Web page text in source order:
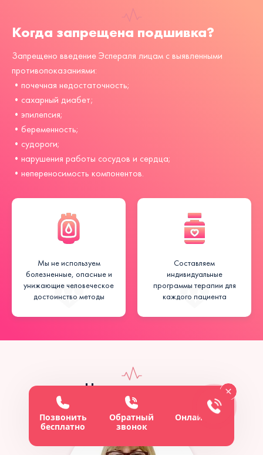
Когда запрещена подшивка?
Запрещено введение Эспераля лицам с выявленными
противопоказаниями:
•почечная недостаточность;
•сахарный диабет;
•эпилепсия;
•беременность;
•судороги;
•нарушения работы сосудов и сердца;
•непереносимость компонентов.
Мы не используем
болезненные, опасные и
унижающие человеческое
достоинство методы
Составляем
индивидуальные
программы терапии для
каждого пациента
Наши доктора
Позвонить
бесплатно
Обратный
звонок
Онлайн-чат